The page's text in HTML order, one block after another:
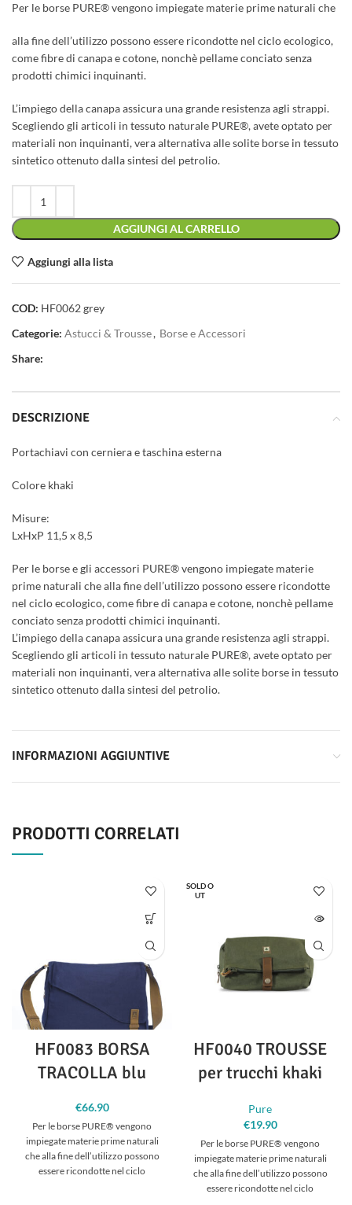
Per le borse PURE® vengono impiegate materie prime naturali che
alla fine dell’utilizzo possono essere ricondotte nel ciclo ecologico,
come fibre di canapa e cotone, nonchè pellame conciato senza
prodotti chimici inquinanti.
L’impiego della canapa assicura una grande resistenza agli strappi.
Scegliendo gli articoli in tessuto naturale PURE®, avete optato per
materiali non inquinanti, vera alternativa alle solite borse in tessuto
sintetico ottenuto dalla sintesi del petrolio.
AGGIUNGI AL CARRELLO
Aggiungi alla lista
COD: HF0062 grey
Categorie: Astucci & Trousse, Borse e Accessori
Share:
DESCRIZIONE
Portachiavi con cerniera e taschina esterna
Colore khaki
Misure:
LxHxP 11,5 x 8,5
Per le borse e gli accessori PURE® vengono impiegate materie
prime naturali che alla fine dell’utilizzo possono essere ricondotte
nel ciclo ecologico, come fibre di canapa e cotone, nonchè pellame
conciato senza prodotti chimici inquinanti.
L’impiego della canapa assicura una grande resistenza agli strappi.
Scegliendo gli articoli in tessuto naturale PURE®, avete optato per
materiali non inquinanti, vera alternativa alle solite borse in tessuto
sintetico ottenuto dalla sintesi del petrolio.
INFORMAZIONI AGGIUNTIVE
PRODOTTI CORRELATI
HF0083 BORSA
TRACOLLA blu
€66.90
Per le borse PURE® vengono
impiegate materie prime naturali
che alla fine dell’utilizzo possono
essere ricondotte nel ciclo
SOLD O
UT
HF0040 TROUSSE
per trucchi khaki
Pure
€19.90
Per le borse PURE® vengono
impiegate materie prime naturali
che alla fine dell’utilizzo possono
essere ricondotte nel ciclo